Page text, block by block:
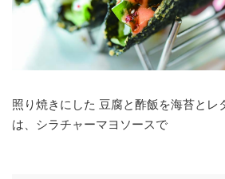
照り焼きにした 豆腐と酢飯を海苔とレ
は、シラチャーマヨソースで